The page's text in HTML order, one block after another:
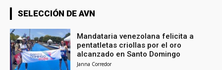
SELECCIÓN DE AVN
Mandataria venezolana felicita a
pentatletas criollas por el oro
alcanzado en Santo Domingo
Janna Corredor